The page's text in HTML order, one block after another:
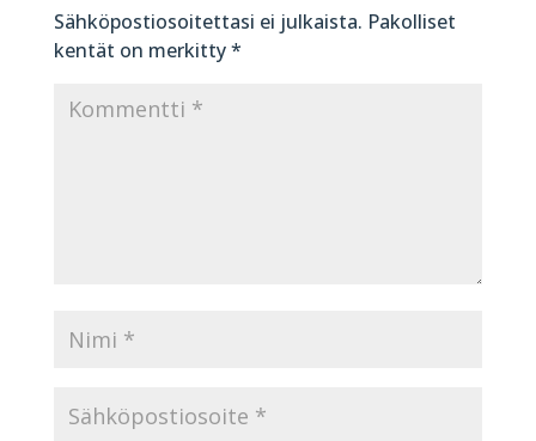
Sähköpostiosoitettasi ei julkaista. Pakolliset
kentät on merkitty*